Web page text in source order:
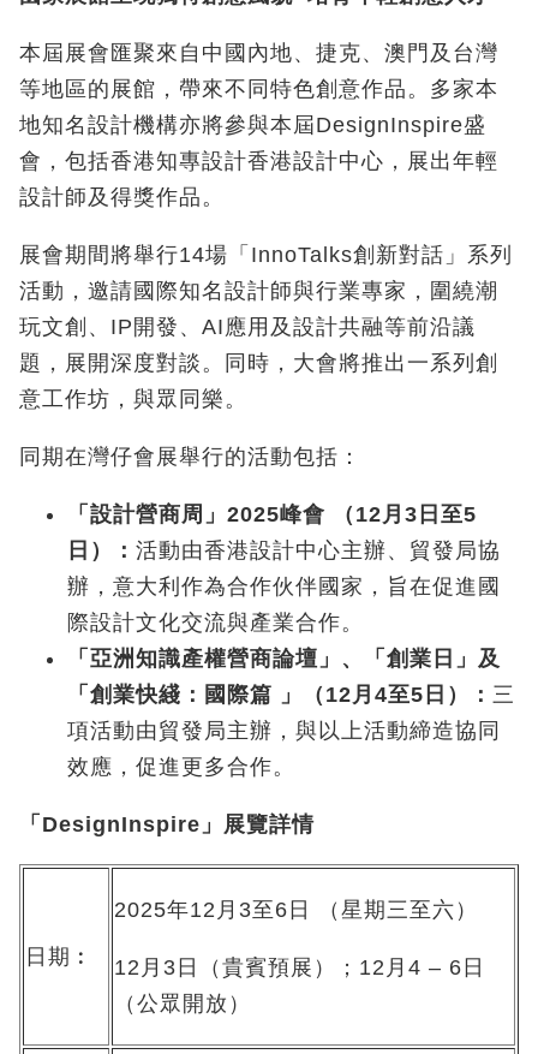
本屆展會匯聚來自中國內地、捷克、澳門及台灣
等地區的展館，帶來不同特色創意作品。多家本
地知名設計機構亦將參與本屆DesignInspire盛
會，包括香港知專設計香港設計中心，展出年輕
設計師及得獎作品。
展會期間將舉行14場「 InnoTalks創新對話」系列
活動，邀請國際知名設計師與行業專家，圍繞潮
玩文創、 IP 開發、 AI 應用及設計共融等前沿議
題，展開深度對談。同時，大會將推出一系列創
意工作坊，與眾同樂。
同期在灣仔會展舉行的活動包括：
「設計營商周」 2025峰會 （ 12月 3 日至5
日）： 活動由香港設計中心主辦、貿發局協
辦，意大利作為合作伙伴國家，旨在促進國
際設計文化交流與產業合作。
「亞洲知識產權營商論壇」、「創業日」 及
「創業快綫：國際篇
」 （ 12月 4至5 日 ）： 三
項活動由貿發局主辦，與以上活動締造協同
效應，促進更多合作。
「DesignInspire 」 展覽詳情
日期︰
2025年12月3至6日 （星期三至六）
12月3日（貴賓預展）；12月4 – 6日
（公眾開放）